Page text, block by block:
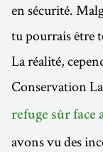
en sécurité.
tu pourrais être
La réalité,
Conservation
refuge sûr face
avons vu des